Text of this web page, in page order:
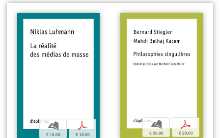
b
€ 18,00
p
€ 18,00
b
€ 20,00
p
€ 20,00